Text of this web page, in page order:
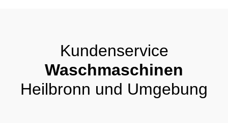
Kundenservice
Waschmaschinen
Heilbronn und Umgebung